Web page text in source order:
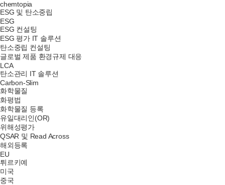
chemtopia
ESG 및 탄소중립
ESG
ESG 컨설팅
ESG 평가 IT 솔루션
탄소중립 컨설팅
글로벌 제품 환경규제 대응
LCA
탄소관리 IT 솔루션
Carbon-Slim
화학물질
화평법
화학물질 등록
유일대리인(OR)
위해성평가
QSAR 및 Read Across
해외등록
EU
튀르키예
미국
중국